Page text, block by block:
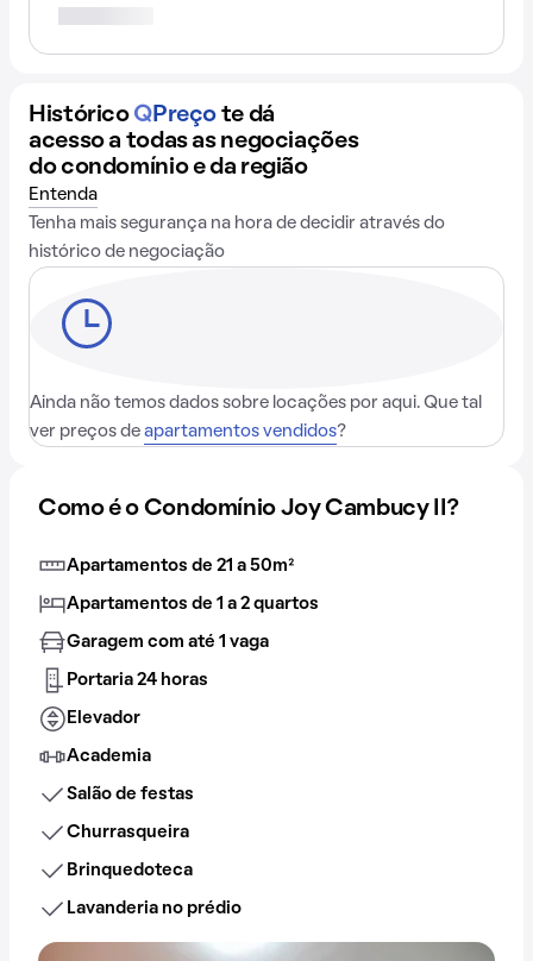
Histórico QPreço te dá
acesso a todas as negociações
do condomínio e da região
Entenda
Tenha mais segurança na hora de decidir através do
histórico de negociação
Ainda não temos dados sobre locações por aqui. Que tal
ver preços de apartamentos vendidos?
Como é o Condomínio Joy Cambucy II?
Apartamentos de 21 a 50m²
Apartamentos de 1 a 2 quartos
Garagem com até 1 vaga
Portaria 24 horas
Elevador
Academia
Salão de festas
Churrasqueira
Brinquedoteca
Lavanderia no prédio